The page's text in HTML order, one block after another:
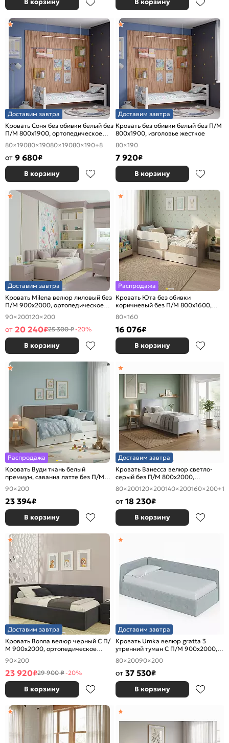
В корзину В корзину
Доставим завтра
Кровать Соня без обивки белый без
П/М 800x1900, ортопедическое
основание, изголовье жесткое
80×19080×19080×19080×190+8
от 9 680₽
В корзину
Доставим завтра
Кровать без обивки белый без П/М
800x1900, изголовье жесткое
80×190
7 920₽
В корзину
Доставим завтра
Кровать Milena велюр лиловый без
П/М 900x2000, ортопедическое
основание, изголовье мягкое
90×200120×200
от 20 240₽25 300 ₽-20%
В корзину
Распродажа
Кровать Юта без обивки
коричневый без П/М 800x1600,
изголовье жесткое
80×160
16 076₽
В корзину
Распродажа
Кровать Вуди ткань белый
премиум, саванна латте без П/М
900x2000, изголовье мягкое
90×200
23 394₽
В корзину
Доставим завтра
Кровать Ванесса велюр светло-
серый без П/М 800x2000,
изголовье мягкое
80×200120×200140×200160×200+1
от 18 230₽
В корзину
Доставим завтра
Кровать Bonna велюр черный С П/
М 900x2000, ортопедическое
основание, изголовье мягкое
90×200
23 920₽29 900 ₽-20%
В корзину
Доставим завтра
Кровать Umka велюр gratta 3
утренний туман С П/М 900x2000,
ортопедическое основание,
изголовье мягкое
80×20090×200
от 37 530₽
В корзину